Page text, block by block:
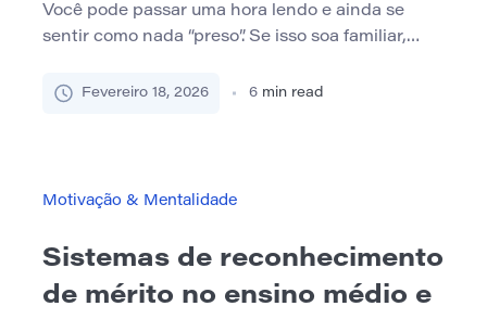
Você pode passar uma hora lendo e ainda se
sentir como nada “preso”. Se isso soa familiar,
leitura com compreensão. Ler é o ato de passar
Fevereiro 18, 2026 6 min read
Motivação & Mentalidade
Sistemas de reconhecimento
de mérito no ensino médio e